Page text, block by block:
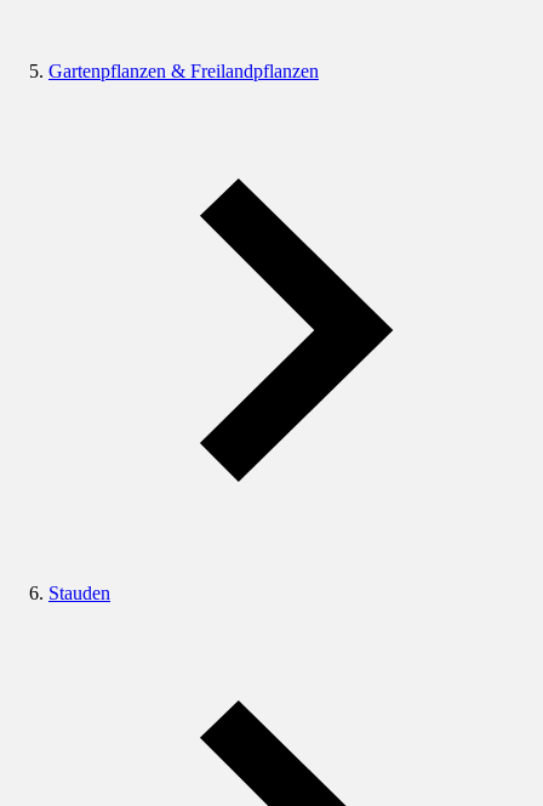
Gartenpflanzen & Freilandpflanzen
Stauden